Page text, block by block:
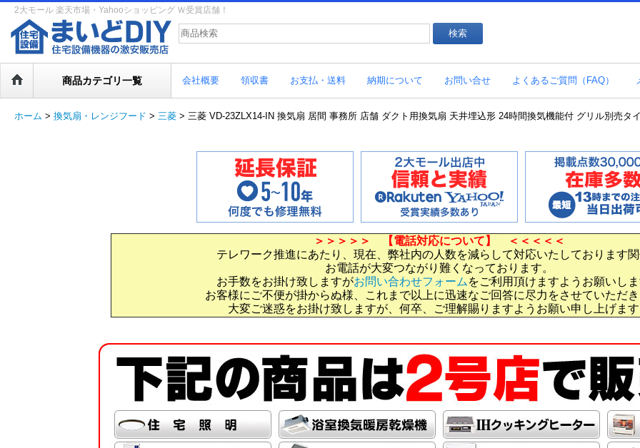
2大モール 楽天市場・Yahooショッピング Ｗ受賞店舗！
商品カテゴリ一覧 会社概要 領収書 お支払・送料 納期について お問い合せ よくあるご質問（FAQ）
ホーム > 換気扇・レンジフード > 三菱 > 三菱 VD-23ZLX14-IN 換気扇 居間 事務所 店舗 ダクト用換気扇 天井埋込形 24時間換気機能付 グリル別売タ
＞＞＞＞＞ 【電話対応について】 ＜＜＜＜＜
テレワーク推進にあたり、現在、弊社内の人数を減らして対応いたしております
お電話が大変つながり難くなっております。
お手数をお掛け致しますがお問い合わせフォーム をご利用頂けますようお願いしま
お客様にご不便が掛からぬ様、これまで以上に迅速なご回答に尽力をさせていただき
大変ご迷惑をお掛け致しますが、何卒、ご理解賜りますようお願い申し上げます